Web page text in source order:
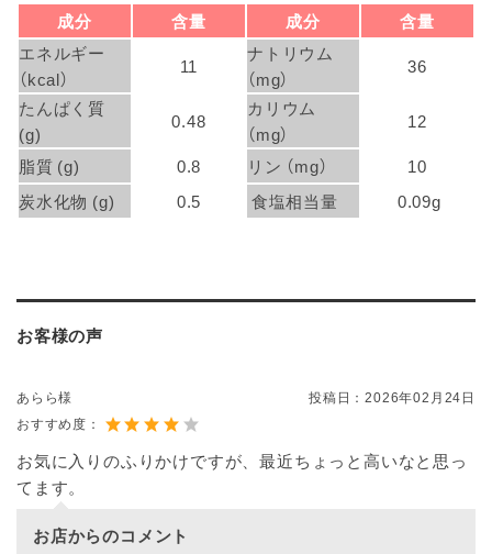
成分 含量 成分
含量
エネルギー
（kcal）
11
ナトリウム
（mg）
36
たんぱく質
(g)
0.48
カリウム
（mg）
12
脂質 (g)
0.8 リン （mg）
10
炭水化物 (g)
0.5 食塩相当量 0.09g
お客様の声
あらら様 投稿日：2026年02月24日
おすすめ度：
お気に入りのふりかけですが、最近ちょっと高いなと思っ
てます。
お店からのコメント